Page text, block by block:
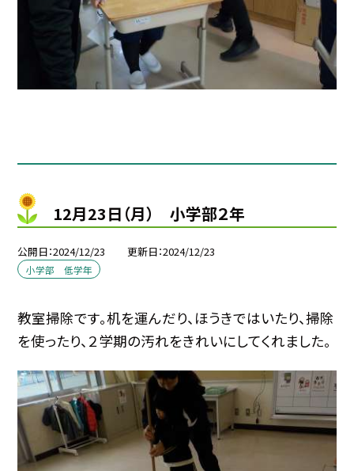
12月23日（月） 小学部２年
公開日 2024/12/23 更新日 2024/12/23
小学部 低学年
教室掃除です。机を運んだり、ほうきではいたり、掃除
を使ったり、２学期の汚れをきれいにしてくれました。